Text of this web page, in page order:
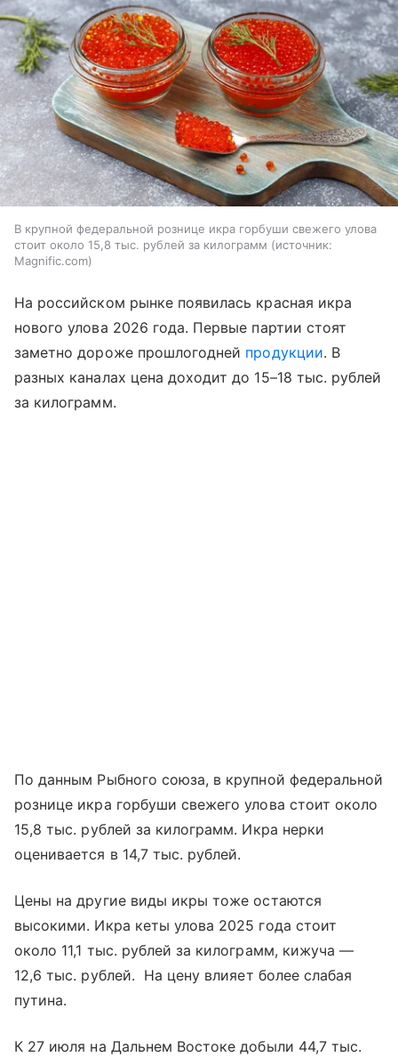
В крупной федеральной рознице икра горбуши свежего улова
стоит около 15,8 тыс. рублей за килограмм
источник:
Magnific.com
На российском рынке появилась красная икра
нового улова 2026 года. Первые партии стоят
заметно дороже прошлогодней продукции. В
разных каналах цена доходит до 15–18 тыс. рублей
за килограмм.
По данным Рыбного союза, в крупной федеральной
рознице икра горбуши свежего улова стоит около
15,8 тыс. рублей за килограмм. Икра нерки
оценивается в 14,7 тыс. рублей.
Цены на другие виды икры тоже остаются
высокими. Икра кеты улова 2025 года стоит
около 11,1 тыс. рублей за килограмм, кижуча —
12,6 тыс. рублей. На цену влияет более слабая
путина.
К 27 июля на Дальнем Востоке добыли 44,7 тыс.